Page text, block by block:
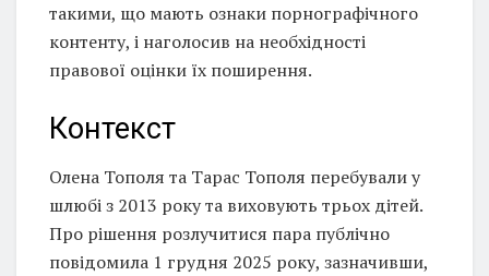
такими, що мають ознаки порнографічного
контенту, і наголосив на необхідності
правової оцінки їх поширення.
Контекст
Олена Тополя та Тарас Тополя перебували у
шлюбі з 2013 року та виховують трьох дітей.
Про рішення розлучитися пара публічно
повідомила 1 грудня 2025 року, зазначивши,